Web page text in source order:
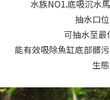
水族NO1.底吸沉水
抽水口
可抽水至最
能有效吸除魚缸底部髒
生